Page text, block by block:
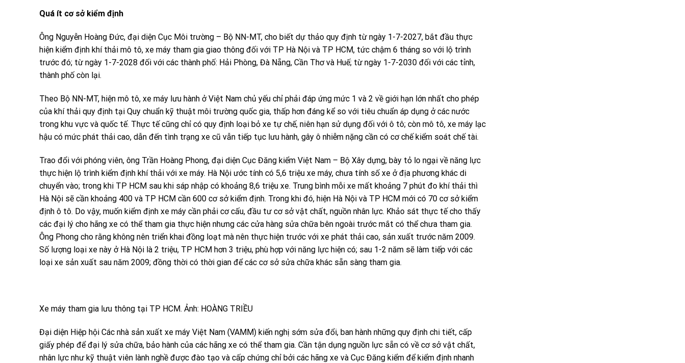
Quá ít cơ sở kiểm định
Ông Nguyễn Hoàng Đức, đại diện Cục Môi trường – Bộ NN-MT, cho biết dự thảo quy định từ ngày 1-7-2027, bắt đầu thực
hiện kiểm định khí thải mô tô, xe máy tham gia giao thông đối với TP Hà Nội và TP HCM, tức chậm 6 tháng so với lộ trình
trước đó; từ ngày 1-7-2028 đối với các thành phố: Hải Phòng, Đà Nẵng, Cần Thơ và Huế; từ ngày 1-7-2030 đối với các tỉnh,
thành phố còn lại.
Theo Bộ NN-MT, hiện mô tô, xe máy lưu hành ở Việt Nam chủ yếu chỉ phải đáp ứng mức 1 và 2 về giới hạn lớn nhất cho phép
của khí thải quy định tại Quy chuẩn kỹ thuật môi trường quốc gia, thấp hơn đáng kể so với tiêu chuẩn áp dụng ở các nước
trong khu vực và quốc tế. Thực tế cũng chỉ có quy định loại bỏ xe tự chế, niên hạn sử dụng đối với ô tô; còn mô tô, xe máy lạc
hậu có mức phát thải cao, dẫn đến tình trạng xe cũ vẫn tiếp tục lưu hành, gây ô nhiễm nặng cần có cơ chế kiểm soát chế tài.
Trao đổi với phóng viên, ông Trần Hoàng Phong, đại diện Cục Đăng kiểm Việt Nam – Bộ Xây dựng, bày tỏ lo ngại về năng lực
thực hiện lộ trình kiểm định khí thải với xe máy. Hà Nội ước tính có 5,6 triệu xe máy, chưa tính số xe ở địa phương khác di
chuyển vào; trong khi TP HCM sau khi sáp nhập có khoảng 8,6 triệu xe. Trung bình mỗi xe mất khoảng 7 phút đo khí thải thì
Hà Nội sẽ cần khoảng 400 và TP HCM cần 600 cơ sở kiểm định. Trong khi đó, hiện Hà Nội và TP HCM mới có 70 cơ sở kiểm
định ô tô. Do vậy, muốn kiểm định xe máy cần phải cơ cấu, đầu tư cơ sở vật chất, nguồn nhân lực. Khảo sát thực tế cho thấy
các đại lý cho hãng xe có thể tham gia thực hiện nhưng các cửa hàng sửa chữa bên ngoài trước mắt có thể chưa tham gia.
Ông Phong cho rằng không nên triển khai đồng loạt mà nên thực hiện trước với xe phát thải cao, sản xuất trước năm 2009.
Số lượng loại xe này ở Hà Nội là 2 triệu, TP HCM hơn 3 triệu, phù hợp với năng lực hiện có; sau 1-2 năm sẽ làm tiếp với các
loại xe sản xuất sau năm 2009; đồng thời có thời gian để các cơ sở sửa chữa khác sẵn sàng tham gia.
Xe máy tham gia lưu thông tại TP HCM. Ảnh: HOÀNG TRIỀU
Đại diện Hiệp hội Các nhà sản xuất xe máy Việt Nam (VAMM) kiến nghị sớm sửa đổi, ban hành những quy định chi tiết, cấp
giấy phép để đại lý sửa chữa, bảo hành của các hãng xe có thể tham gia. Cần tận dụng nguồn lực sẵn có về cơ sở vật chất,
nhân lực như kỹ thuật viên lành nghề được đào tạo và cấp chứng chỉ bởi các hãng xe và Cục Đăng kiểm để kiểm định nhanh